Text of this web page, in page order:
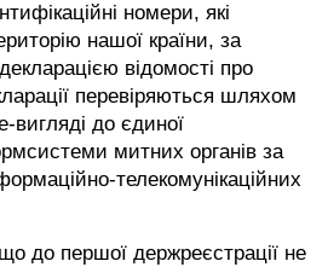
номери, які
нашої країни, за
відомості про
перевіряються шляхом
вигляді до єдиної
митних органів за
телекомунікаційних
до першої держреєстрації не